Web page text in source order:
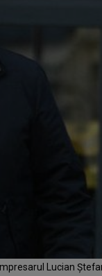
Lucian